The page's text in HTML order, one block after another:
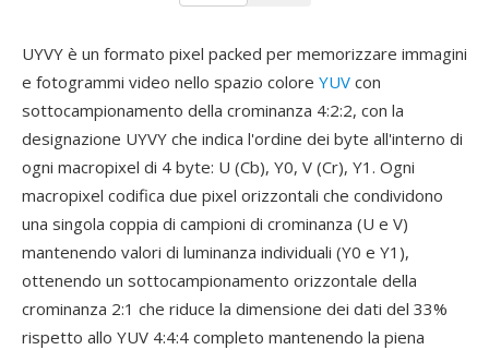
UYVY è un formato pixel packed per memorizzare immagini
e fotogrammi video nello spazio colore YUV con
sottocampionamento della crominanza 4:2:2, con la
designazione UYVY che indica l'ordine dei byte all'interno di
ogni macropixel di 4 byte: U (Cb), Y0, V (Cr), Y1. Ogni
macropixel codifica due pixel orizzontali che condividono
una singola coppia di campioni di crominanza (U e V)
mantenendo valori di luminanza individuali (Y0 e Y1),
ottenendo un sottocampionamento orizzontale della
crominanza 2:1 che riduce la dimensione dei dati del 33%
rispetto allo YUV 4:4:4 completo mantenendo la piena